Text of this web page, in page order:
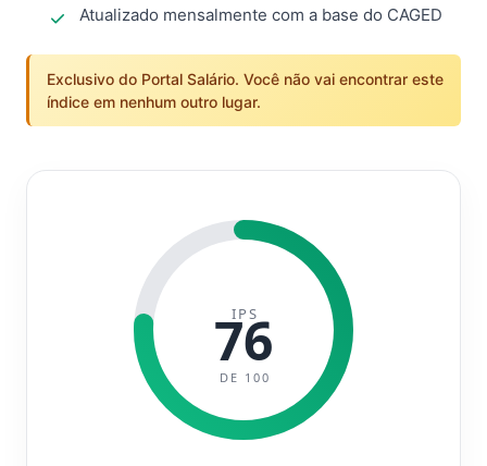
Atualizado mensalmente com a base do CAGED
Exclusivo do Portal Salário. Você não vai encontrar este
índice em nenhum outro lugar.
IPS
76
DE 100